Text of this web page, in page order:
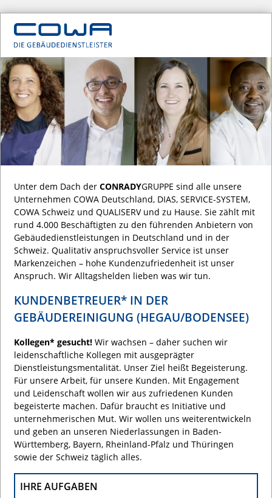
Unter dem Dach der CONRADYGRUPPE sind alle unsere
Unternehmen COWA Deutschland, DIAS, SERVICE-SYSTEM,
COWA Schweiz und QUALISERV und zu Hause. Sie zählt mit
rund 4.000 Beschäftigten zu den führenden Anbietern von
Gebäude­dienst­leistungen in Deutschland und in der
Schweiz. Qualitativ anspruchsvoller Service ist unser
Markenzeichen – hohe Kundenzufriedenheit ist unser
Anspruch. Wir Alltagshelden lieben was wir tun.
KUNDENBETREUER* IN DER
GEBÄUDEREINIGUNG (HEGAU/BODENSEE)
Kollegen* gesucht! Wir wachsen – daher suchen wir
leidenschaftliche Kollegen mit ausgeprägter
Dienstleistungsmentalität. Unser Ziel heißt Begeisterung.
Für unsere Arbeit, für unsere Kunden. Mit Engagement
und Leidenschaft wollen wir aus zufriedenen Kunden
begeisterte machen. Dafür braucht es Initiative und
unternehmerischen Mut. Wir wollen uns weiterentwickeln
und geben an unseren Niederlassungen in Baden-
Württemberg, Bayern, Rheinland-Pfalz und Thüringen
sowie der Schweiz täglich alles.
IHRE AUFGABEN